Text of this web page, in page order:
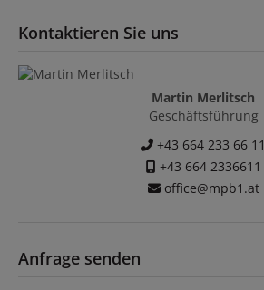
Kontaktieren Sie uns
Martin Merlitsch
Geschäftsführung
+43 664 233 66 11
+43 664 2336611
office@mpb1.at
Anfrage senden